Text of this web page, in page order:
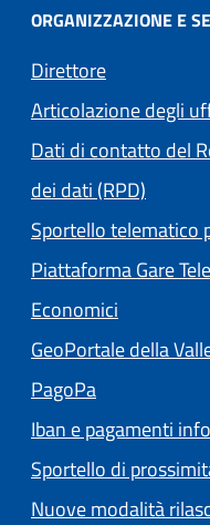
ORGANIZZAZIONE E
Direttore
Articolazione degli
Dati di contatto del
dei dati (RPD)
Sportello telematico
Piattaforma Gare
Economici
GeoPortale della
PagoPa
Iban e pagamenti
Sportello di
Nuove modalità